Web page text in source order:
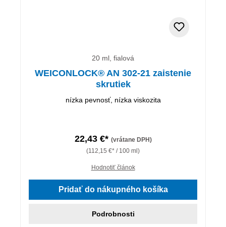
20 ml, fialová
WEICONLOCK® AN 302-21 zaistenie
skrutiek
nízka pevnosť, nízka viskozita
22,43 €* (vrátane DPH)
(112,15 €* / 100 ml)
Hodnotiť článok
Pridať do nákupného košíka
Podrobnosti